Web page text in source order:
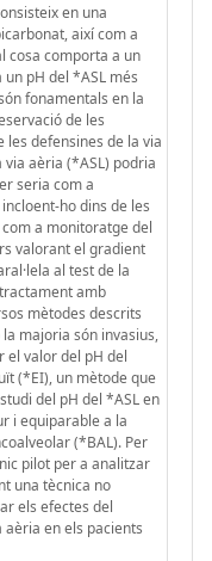
en una
així com a
cosa comporta a un
pH del *ASL més
fonamentals en la
de les
defensines de la via
via aèria (*ASL) podria
seria com a
ho dins de les
a monitoratge del
valorant el gradient
al test de la
amb
mètodes descrits
majoria són invasius,
el valor del pH del
(*EI), un mètode que
del pH del *ASL en
i equiparable a la
(*BAL). Per
pilot per a analitzar
una tècnica no
els efectes del
en els pacients